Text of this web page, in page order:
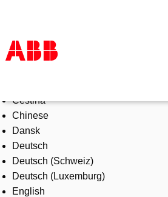
Products & Solutions
Industries
Services
About us
Where to buy
Contact us
Careers
Čeština
Chinese
Dansk
Deutsch
Deutsch (Schweiz)
Deutsch (Luxemburg)
English